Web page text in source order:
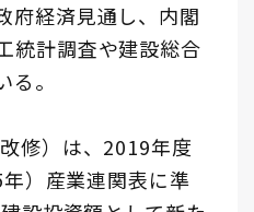
府経済見通し、内閣
統計調査や建設総合
。
修）は、2019年度
）産業連関表に準